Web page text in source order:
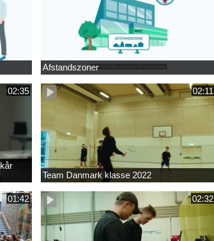
Afstandszoner
02:35 02:11
Team Danmark klasse 2022
01:42 02:32